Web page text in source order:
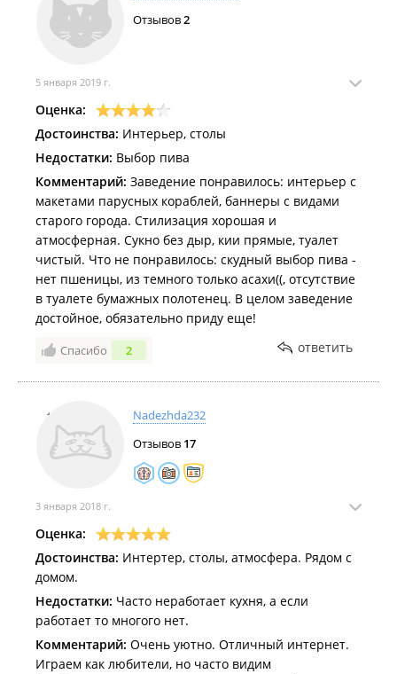
Отзывов2
5 января 2019 г.
Оценка:
Достоинства: Интерьер, столы
Недостатки: Выбор пива
Комментарий: Заведение понравилось: интерьер с
макетами парусных кораблей, баннеры с видами
старого города. Стилизация хорошая и
атмосферная. Сукно без дыр, кии прямые, туалет
чистый. Что не понравилось: скудный выбор пива -
нет пшеницы, из темного только асахи((, отсутствие
в туалете бумажных полотенец. В целом заведение
достойное, обязательно приду еще!
Спасибо 2 ответить
Nadezhda232
Отзывов 17
3 января 2018 г.
Оценка:
Достоинства: Интертер, столы, атмосфера. Рядом с
домом.
Недостатки: Часто неработает кухня, а если
работает то многого нет.
Комментарий: Очень уютно. Отличный интернет.
Играем как любители, но часто видим